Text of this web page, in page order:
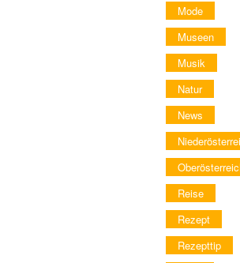
Mode
Museen
Musik
Natur
News
Reise
Rezept
Rezepttip